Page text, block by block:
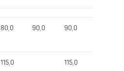
80,0 90,0 90,0
115,0 115,0